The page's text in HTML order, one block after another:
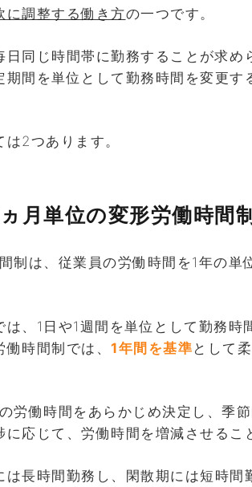
に調整する働き方の一つです。
日同じ時間帯に勤務することが求め
期間を単位として勤務時間を変更す
2つあります。
月単位の変形労働時間制
制は、従業員の労働時間を1年の単
、1日や1週間を単位として勤務時
時間制では、 1年間を基準 として
労働時間をあらかじめ決定し、季
応じて、労働時間を増減させるこ
は長時間勤務し、閑散期には短時間